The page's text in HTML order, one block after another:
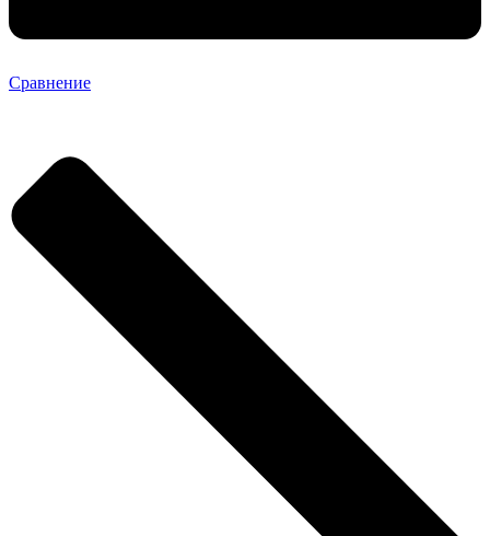
Сравнение